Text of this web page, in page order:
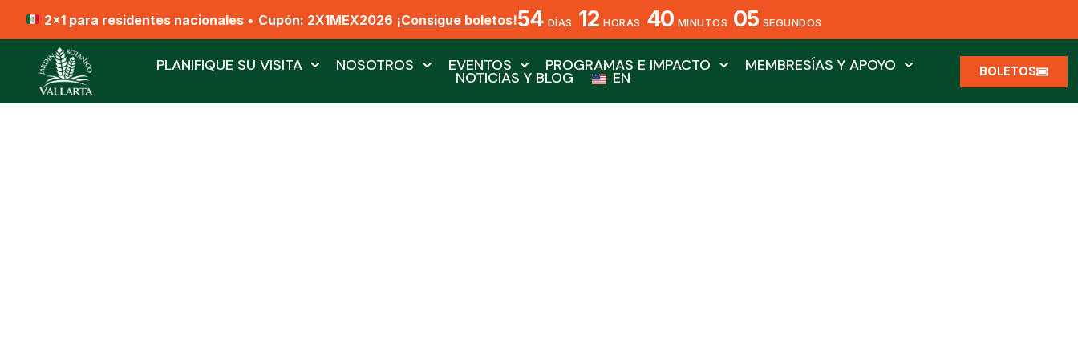
2x1 para residentes nacionales • Cupón: 2X1MEX2026 ¡Consigue boletos!54 DÍAS 12 HORAS 40 MINUTOS 04 SEGUNDOS
PLANIFIQUE SU VISITA NOSOTROS EVENTOS PROGRAMAS E IMPACTO MEMBRESÍAS Y APOYO
NOTICIAS Y BLOG EN BOLETOS